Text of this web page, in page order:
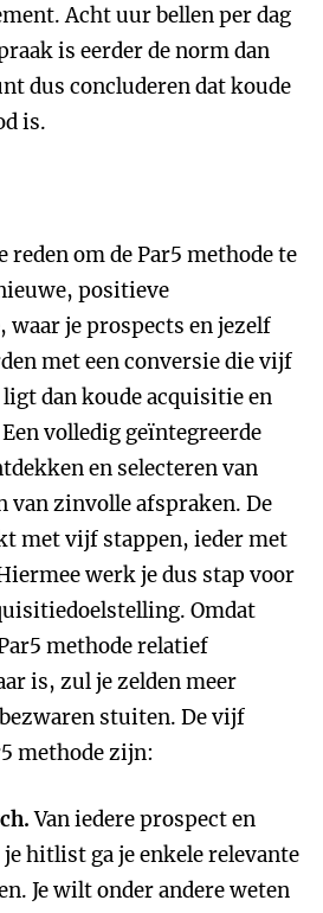
Acht uur bellen per dag
is eerder de norm dan
dus concluderen dat koude
is.
reden om de Par5 methode te
positieve
je prospects en jezelf
met een conversie die vijf
dan koude acquisitie en
volledig geïntegreerde
en selecteren van
van zinvolle afspraken. De
met vijf stappen, ieder met
werk je dus stap voor
Omdat
methode relatief
is, zul je zelden meer
stuiten. De vijf
methode zijn:
Van iedere prospect en
hitlist ga je enkele relevante
Je wilt onder andere weten